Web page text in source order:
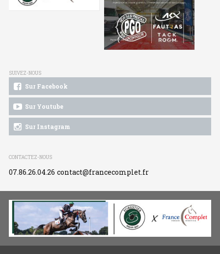
SUIVEZ-NOUS
Sur Facebook
Sur Youtube
Sur Instagram
CONTACTEZ-NOUS
07.86.26.04.26 contact@francecomplet.fr